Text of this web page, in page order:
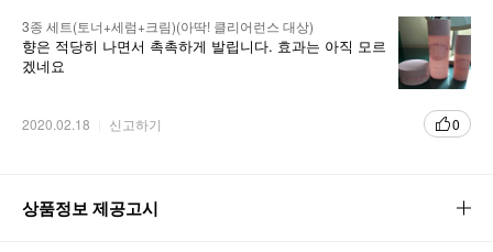
3종 세트(토너+세럼+크림)(아딱! 클리어런스 대상)
향은 적당히 나면서 촉촉하게 발립니다. 효과는 아직 모르
겠네요
2020.02.18 신고하기 0
상품정보 제공고시